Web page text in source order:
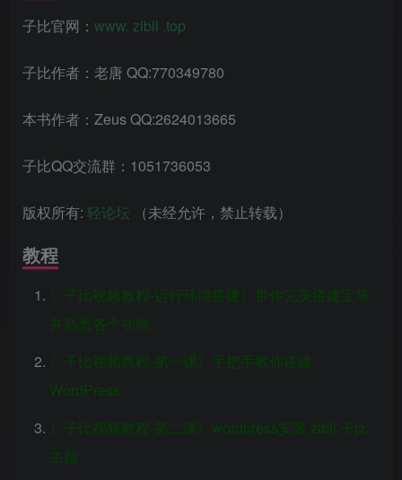
子比官网： www. zibll .top
子比作者：老唐 QQ:770349780
本书作者：Zeus QQ:2624013665
子比QQ交流群：1051736053
版权所有: 轻论坛 （未经允许，禁止转载）
教程
〖子比视频教程-运行环境搭建〗带你完美搭建宝塔
并熟悉各个功能
〖子比视频教程-第一课〗手把手教你搭建
WordPress
〖子比视频教程-第二课〗wordpress安装 zibll 子比
主题